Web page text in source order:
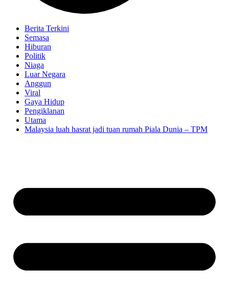
Berita Terkini
Semasa
Hiburan
Politik
Niaga
Luar Negara
Anggun
Viral
Gaya Hidup
Pengiklanan
Utama
Malaysia luah hasrat jadi tuan rumah Piala Dunia – TPM